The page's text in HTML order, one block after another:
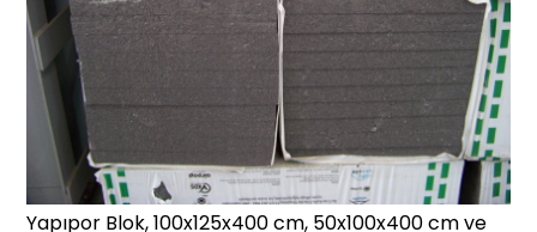
Yapıpor Blok, 100x125x400 cm, 50x100x400 cm ve